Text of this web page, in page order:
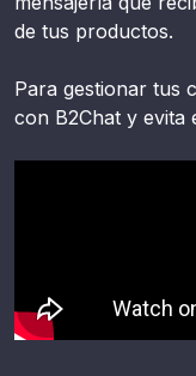
de tus productos.
Para gestionar tus
con B2Chat y evita